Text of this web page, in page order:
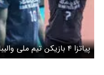
پیاتزا ۴ بازیکن تیم ملی والیبال را اخراج کرد